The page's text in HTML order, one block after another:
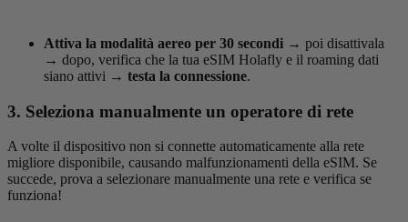
Attiva la modalità aereo per 30 secondi → poi disattivala
→ dopo, verifica che la tua eSIM Holafly e il roaming dati
siano attivi → testa la connessione.
3. Seleziona manualmente un operatore di rete
A volte il dispositivo non si connette automaticamente alla rete
migliore disponibile, causando malfunzionamenti della eSIM. Se
succede, prova a selezionare manualmente una rete e verifica se
funziona!